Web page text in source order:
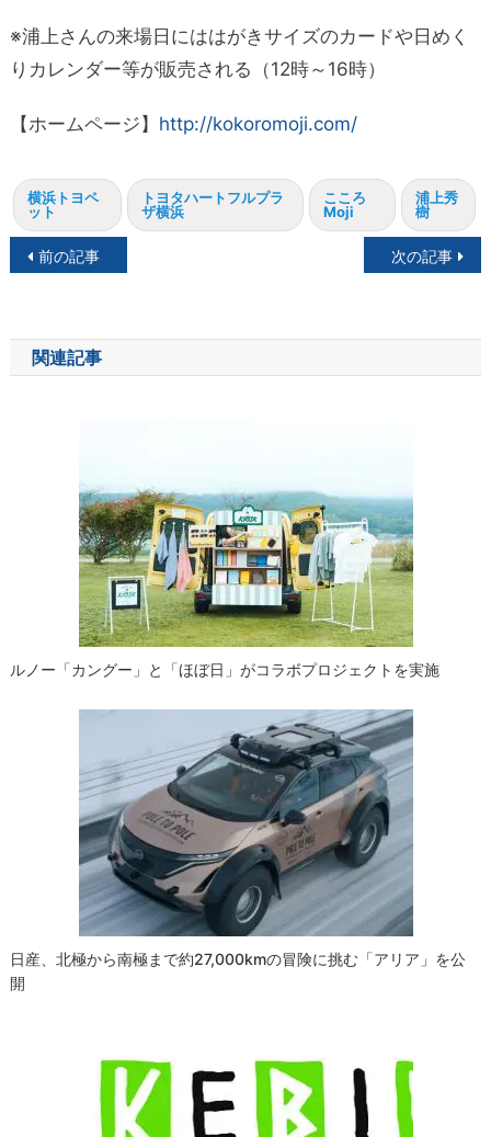
※浦上さんの来場日にははがきサイズのカードや日めく
りカレンダー等が販売される（12時～16時）
【ホームページ】 http://kokoromoji.com/
横浜トヨペ
ット
トヨタハートフルプラ
ザ横浜
こころ
Moji
浦上秀
樹
投
ナ
ビ
前の記事 次の記事
関連記事
ルノー「カングー」と「ほぼ日」がコラボプロジェクトを実施
日産、北極から南極まで約27,000kmの冒険に挑む「アリア」を公
開